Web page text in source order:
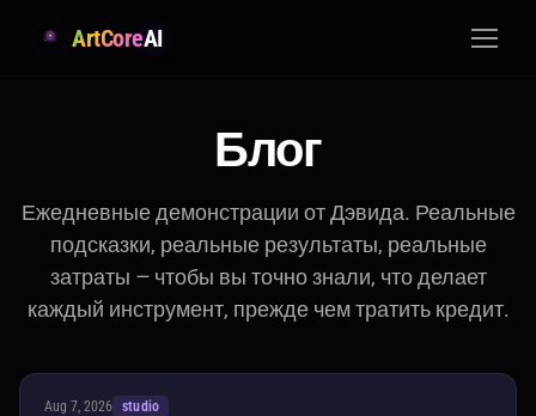
ArtCoreAI
Блог
Ежедневные демонстрации от Дэвида. Реальные
подсказки, реальные результаты, реальные
затраты — чтобы вы точно знали, что делает
каждый инструмент, прежде чем тратить кредит.
Aug 7, 2026 studio